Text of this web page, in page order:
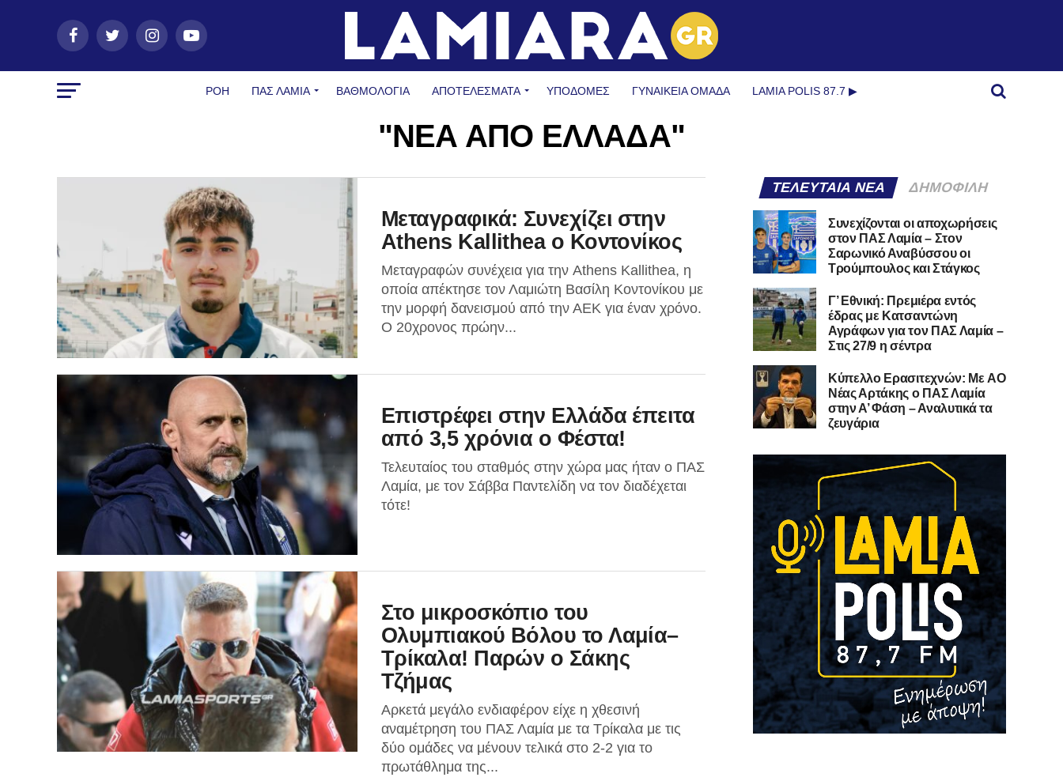
ΡΟΗ ΠΑΣ ΛΑΜΊΑ ΒΑΘΜΟΛΟΓΙΑ ΑΠΟΤΕΛΕΣΜΑΤΑ ΥΠΟΔΟΜΈΣ ΓΥΝΑΙΚΕΊΑ ΟΜΆΔΑ LAMIA POLIS 87.7 ▶︎
"ΝΕΑ ΑΠΟ ΕΛΛΑΔΑ"
Mεταγραφικά: Συνεχίζει στην
Athens Kallithea ο Κοντονίκος
Μεταγραφών συνέχεια για την Athens Kallithea, η
οποία απέκτησε τον Λαμιώτη Βασίλη Κοντονίκου με
την μορφή δανεισμού από την ΑΕΚ για έναν χρόνο.
Ο 20χρονος πρώην...
Επιστρέφει στην Ελλάδα έπειτα
από 3,5 χρόνια ο Φέστα!
Τελευταίος του σταθμός στην χώρα μας ήταν ο ΠΑΣ
Λαμία, με τον Σάββα Παντελίδη να τον διαδέχεται
τότε!
Στο μικροσκόπιο του
Ολυμπιακού Βόλου το Λαμία–
Τρίκαλα! Παρών ο Σάκης
Τζήμας
Aρκετά μεγάλο ενδιαφέρον είχε η χθεσινή
αναμέτρηση του ΠΑΣ Λαμία με τα Τρίκαλα με τις
δύο ομάδες να μένουν τελικά στο 2-2 για το
πρωτάθλημα της...
ΤΕΛΕΥΤΑΊΑ ΝΈΑ ΔΗΜΟΦΙΛΉ
Συνεχίζονται οι αποχωρήσεις
στον ΠΑΣ Λαμία – Στον
Σαρωνικό Αναβύσσου οι
Τρούμπουλος και Στάγκος
Γ’ Εθνική: Πρεμιέρα εντός
έδρας με Κατσαντώνη
Αγράφων για τον ΠΑΣ Λαμία –
Στις 27/9 η σέντρα
Kύπελλο Ερασιτεχνών: Με AO
Nέας Αρτάκης ο ΠΑΣ Λαμία
στην Α’ Φάση – Αναλυτικά τα
ζευγάρια